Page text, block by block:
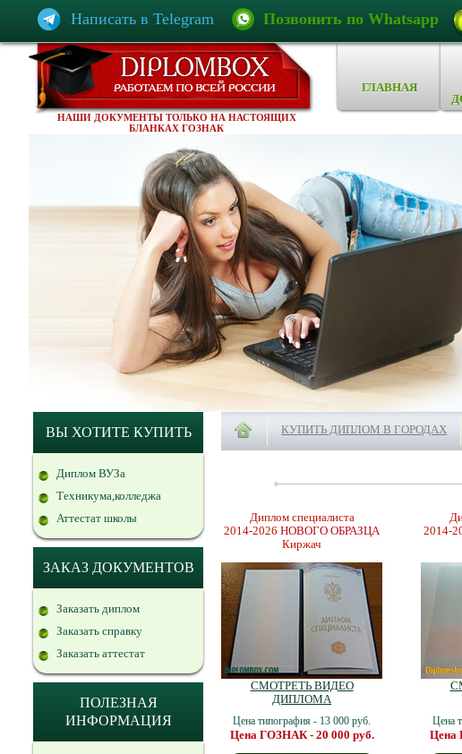
Написать в Telegram Позвонить по Whatsapp
НАШИ ДОКУМЕНТЫ ТОЛЬКО НА НАСТОЯЩИХ
БЛАНКАХ ГОЗНАК
ГЛАВНАЯ
ВЫ ХОТИТЕ КУПИТЬ
Диплом ВУЗа
Техникума,колледжа
Аттестат школы
ЗАКАЗ ДОКУМЕНТОВ
Заказать диплом
Заказать справку
Заказать аттестат
ПОЛЕЗНАЯ
ИНФОРМАЦИЯ
КУПИТЬ ДИПЛОМ В ГОРОДАХ
Диплом специалиста
2014-2026 НОВОГО ОБРАЗЦА
Киржач
СМОТРЕТЬ ВИДЕО
ДИПЛОМА
Цена типография - 13 000 руб.
Цена ГОЗНАК - 20 000 руб.
2014-
Цена
Цена